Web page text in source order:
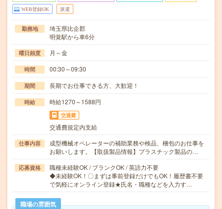
WEB登録OK 派遣
勤務地
埼玉県比企郡
明覚駅から車6分
曜日頻度 月～金
時間 00:30～09:30
期間 長期でお仕事できる方、大歓迎！
時給 時給1270～1588円
交通費
交通費規定内支給
仕事内容
成型機械オペレーターの補助業務や検品、梱包のお仕事を
お願いします。【取扱製品情報】プラスチック製品の…
応募資格
職種未経験OK / ブランクOK / 英語力不要
◆未経験OK！〇まずは事前登録だけでもOK！履歴書不要
で気軽にオンライン登録★氏名・職種などを入力す…
職場の雰囲気